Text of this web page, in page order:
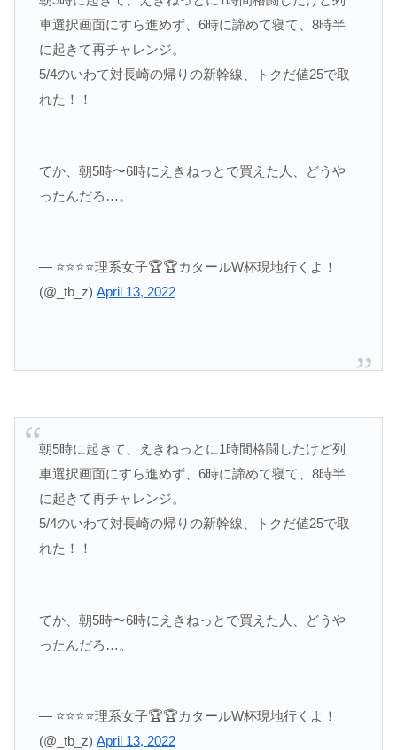
車選択画面にすら進めず、6時に諦めて寝て、8時半
に起きて再チャレンジ。
5/4のいわて対長崎の帰りの新幹線、トクだ値25で取
れた！！
てか、朝5時〜6時にえきねっとで買えた人、どうや
ったんだろ…。
— ⭐⭐⭐⭐理系女子🏆🏆カタールW杯現地行くよ！
(@_tb_z) April 13, 2022
朝5時に起きて、えきねっとに1時間格闘したけど列
車選択画面にすら進めず、6時に諦めて寝て、8時半
に起きて再チャレンジ。
5/4のいわて対長崎の帰りの新幹線、トクだ値25で取
れた！！
てか、朝5時〜6時にえきねっとで買えた人、どうや
ったんだろ…。
— ⭐⭐⭐⭐理系女子🏆🏆カタールW杯現地行くよ！
(@_tb_z) April 13, 2022